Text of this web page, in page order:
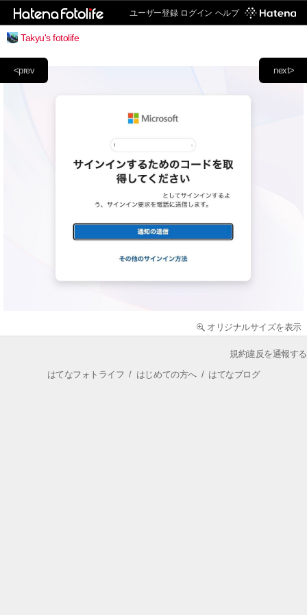
ユーザー登録 ログイン ヘルプ
Takyu's fotolife
next>
<prev
オリジナルサイズを表示
規約違反を通報する
はてなフォトライフ / はじめての方へ/ はてなブログ